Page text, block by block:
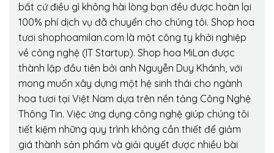
bất cứ điều gì không hài lòng bạn đều được hoàn lại
100% phí dịch vụ đã chuyển cho chúng tôi. Shop hoa
tươi shophoamilan.com là một công ty khởi nghiệp
về công nghệ (IT Startup). Shop hoa MiLan được
thành lập đầu tiên bởi anh Nguyễn Duy Khánh, với
mong muốn xây dựng một hệ sinh thái cho ngành
hoa tươi tại Việt Nam dựa trên nền tảng Công Nghệ
Thông Tin. Việc ứng dụng công nghệ giúp chúng tôi
tiết kiệm những quy trình không cần thiết để giảm
giá thành sản phẩm và giải quyết được nhiều bài